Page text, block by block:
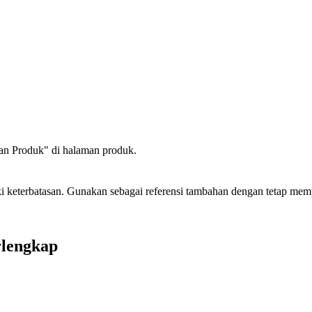
Produk" di halaman produk.
Gunakan sebagai referensi tambahan dengan tetap